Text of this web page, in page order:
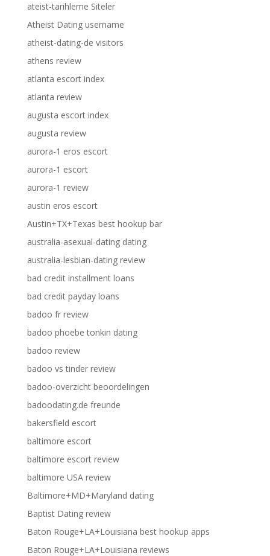
ateist-tarihleme Siteler
Atheist Dating username
atheist-dating-de visitors
athens review
atlanta escort index
atlanta review
augusta escort index
augusta review
aurora-1 eros escort
aurora-1 escort
aurora-1 review
austin eros escort
Austin+TX+Texas best hookup bar
australia-asexual-dating dating
australia-lesbian-dating review
bad credit installment loans
bad credit payday loans
badoo fr review
badoo phoebe tonkin dating
badoo review
badoo vs tinder review
badoo-overzicht beoordelingen
badoodating.de freunde
bakersfield escort
baltimore escort
baltimore escort review
baltimore USA review
Baltimore+MD+Maryland dating
Baptist Dating review
Baton Rouge+LA+Louisiana best hookup apps
Baton Rouge+LA+Louisiana reviews